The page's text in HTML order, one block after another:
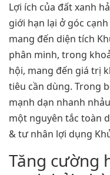
Lợi ích của đất xanh
giới hạn lại ở góc
mang đến diện tích
phân minh, trong
hội, mang đến giá trị
tiêu cần dùng. Trong
mạnh dạn nhanh
một nguyên tắc toàn
& tư nhân lợi dụng
Tăng cường